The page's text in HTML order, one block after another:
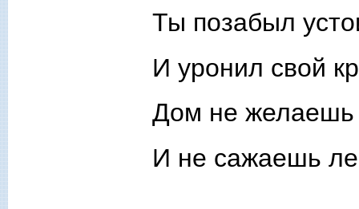
Ты позабыл
И уронил свой
Дом не желаешь
И не сажаешь